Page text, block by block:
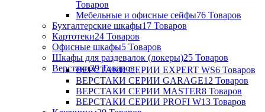
Товаров
Мебельные и офисные сейфы76 Товаров
Бухгалтерские шкафы17 Товаров
Картотеки24 Товаров
Офисные шкафы5 Товаров
Шкафы для раздевалок (локеры)25 Товаров
Верстаки39 Товаров
ВЕРСТАКИ СЕРИИ EXPERT WS6 Товаров
ВЕРСТАКИ СЕРИИ GARAGE12 Товаров
ВЕРСТАКИ СЕРИИ MASTER8 Товаров
ВЕРСТАКИ СЕРИИ PROFI W13 Товаров